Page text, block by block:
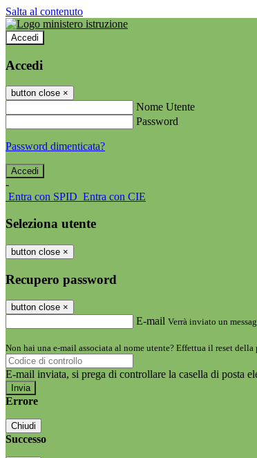
Salta al contenuto
Accedi
Accedi
button close ×
Nome Utente
Password
Password dimenticata?
-
Entra con SPID Entra con CIE
Seleziona utente
button close ×
Recupero password
button close ×
E-mail Verrà inviato un
Non hai una e-mail associata al nome utente? Effettua il reset della
E-mail inviata, si prega di controllare la casella di posta
Errore
Chiudi
Successo